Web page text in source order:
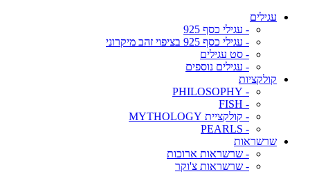
עגילים
- עגילי כסף 925
- עגילי כסף 925 בציפוי זהב מיקרוני
- סט עגילים
- עגילים נוספים
קולקציות
- PHILOSOPHY
- FISH
- קולקציית MYTHOLOGY
- PEARLS
שרשראות
- שרשראות ארוכות
- שרשראות צ'וקר